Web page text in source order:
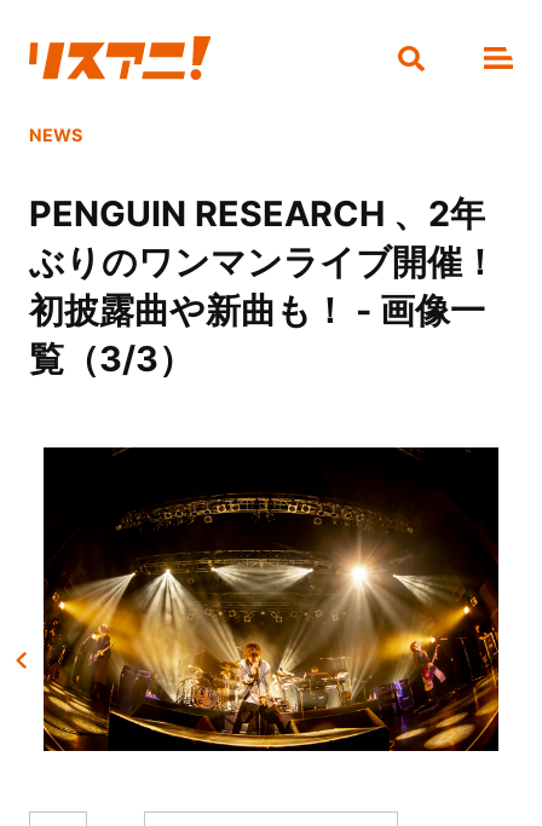
NEWS
PENGUIN RESEARCH 、2年
ぶりのワンマンライブ開催！
初披露曲や新曲も！ - 画像一
覧（3/3）